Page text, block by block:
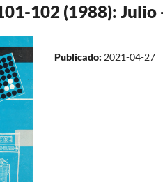
102 (1988):
Publicado: 2021-04-27